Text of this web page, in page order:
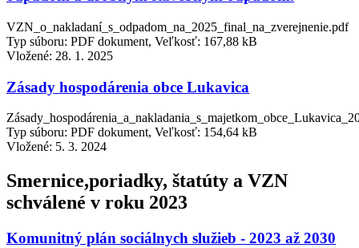
VZN_o_nakladaní_s_odpadom_na_2025_final_na_zverejnenie.pdf
Typ súboru: PDF dokument, Veľkosť: 167,88 kB
Vložené: 28. 1. 2025
Zásady hospodárenia obce Lukavica
Typ súboru: PDF dokument, Veľkosť: 154,64 kB
Vložené: 5. 3. 2024
Smernice,poriadky, štatúty a VZN
schválené v roku 2023
Komunitný plán sociálnych služieb - 2023 až 2030